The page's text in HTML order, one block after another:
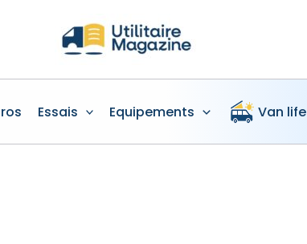
Essais Equipements Van life